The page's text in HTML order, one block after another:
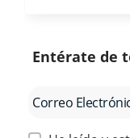
Entérate de